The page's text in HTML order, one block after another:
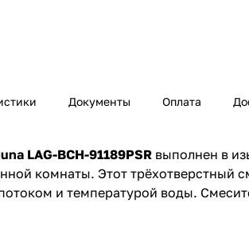
Документы Оплата
LAG-BCH-91189PSR выполнен в
комнаты. Этот
и температурой воды.